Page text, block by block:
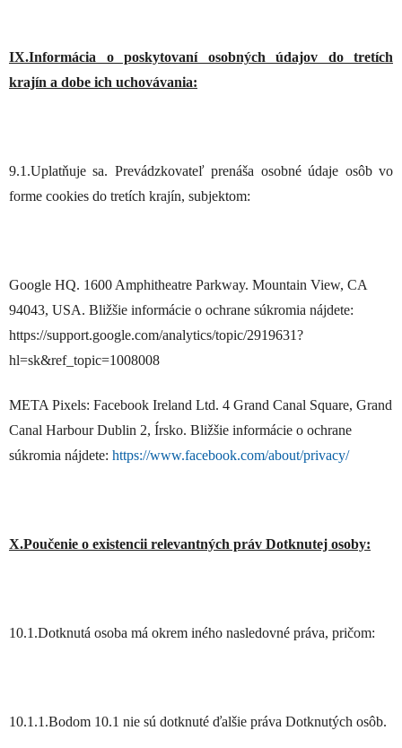
IX.Informácia o poskytovaní osobných údajov do tretích
krajín a dobe ich uchovávania:
9.1.Uplatňuje sa. Prevádzkovateľ prenáša osobné údaje osôb vo
forme cookies do tretích krajín, subjektom:
Google HQ. 1600 Amphitheatre Parkway. Mountain View, CA
94043, USA. Bližšie informácie o ochrane súkromia nájdete:
https://support.google.com/analytics/topic/2919631?
hl=sk&ref_topic=1008008
META Pixels: Facebook Ireland Ltd. 4 Grand Canal Square, Grand
Canal Harbour Dublin 2, Írsko. Bližšie informácie o ochrane
súkromia nájdete: https://www.facebook.com/about/privacy/
X.Poučenie o existencii relevantných práv Dotknutej osoby:
10.1.Dotknutá osoba má okrem iného nasledovné práva, pričom:
10.1.1.Bodom 10.1 nie sú dotknuté ďalšie práva Dotknutých osôb.